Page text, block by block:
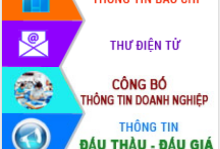
Tập huấn nâng cao năng lực triển khai
chuyển đổi số cho cán bộ, công chức
Đắk Lắk phát động hưởng ứng Ngày
Quyền của người tiêu dùng Việt Nam
2026
Đẩy mạnh cải cách hành chính, quyết
tâm đạt được mục tiêu tăng trưởng
hai con số trong năm 2026
Tổ chức trang trọng Lễ hội Đền thờ
Lương Văn Chánh năm 2026
Phó Bí thư Tỉnh ủy Đắk Lắk Đỗ Hữu
Huy giữ chức Bí thư Đảng ủy Ủy Ban
Nhân dân tỉnh